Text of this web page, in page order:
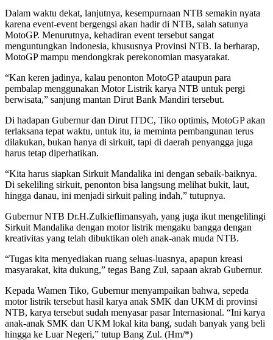
Dalam waktu dekat, lanjutnya, kesempurnaan NTB semakin nyata
karena event-event bergengsi akan hadir di NTB, salah satunya
MotoGP. Menurutnya, kehadiran event tersebut sangat
menguntungkan Indonesia, khususnya Provinsi NTB. Ia berharap,
MotoGP mampu mendongkrak perekonomian masyarakat.
“Kan keren jadinya, kalau penonton MotoGP ataupun para
pembalap menggunakan Motor Listrik karya NTB untuk pergi
berwisata,” sanjung mantan Dirut Bank Mandiri tersebut.
Di hadapan Gubernur dan Dirut ITDC, Tiko optimis, MotoGP akan
terlaksana tepat waktu, untuk itu, ia meminta pembangunan terus
dilakukan, bukan hanya di sirkuit, tapi di daerah penyangga juga
harus tetap diperhatikan.
“Kita harus siapkan Sirkuit Mandalika ini dengan sebaik-baiknya.
Di sekeliling sirkuit, penonton bisa langsung melihat bukit, laut,
hingga danau, ini menjadi sirkuit paling indah,” tutupnya.
Gubernur NTB Dr.H.Zulkieflimansyah, yang juga ikut mengelilingi
Sirkuit Mandalika dengan motor listrik mengaku bangga dengan
kreativitas yang telah dibuktikan oleh anak-anak muda NTB.
“Tugas kita menyediakan ruang seluas-luasnya, apapun kreasi
masyarakat, kita dukung,” tegas Bang Zul, sapaan akrab Gubernur.
Kepada Wamen Tiko, Gubernur menyampaikan bahwa, sepeda
motor listrik tersebut hasil karya anak SMK dan UKM di provinsi
NTB, karya tersebut sudah menyasar pasar Internasional. “Ini karya
anak-anak SMK dan UKM lokal kita bang, sudah banyak yang beli
hingga ke Luar Negeri,” tutup Bang Zul. (Hm/*)